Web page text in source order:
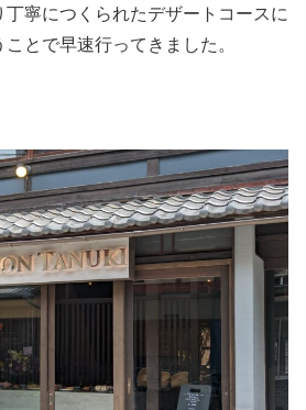
寧につくられたデザートコースに
とで早速行ってきました。